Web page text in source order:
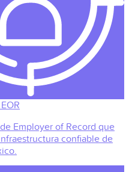
Employer of Record que
confiable de